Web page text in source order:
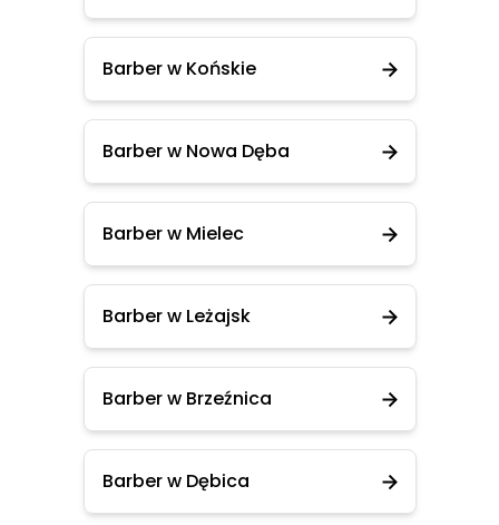
Barber w Końskie
Barber w Nowa Dęba
Barber w Mielec
Barber w Leżajsk
Barber w Brzeźnica
Barber w Dębica